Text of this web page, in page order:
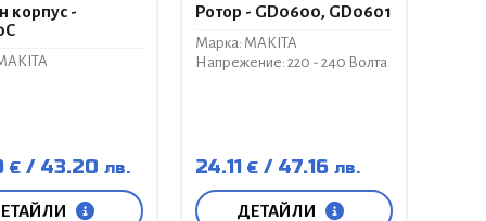
корпус -
€ 43.20 лв.
Ротор - GD0600, GD0601
Марка: MAKITA
Напрежение: 220 - 240 Волта
24.11 € 47.16 лв.
ДЕТАЙЛИ